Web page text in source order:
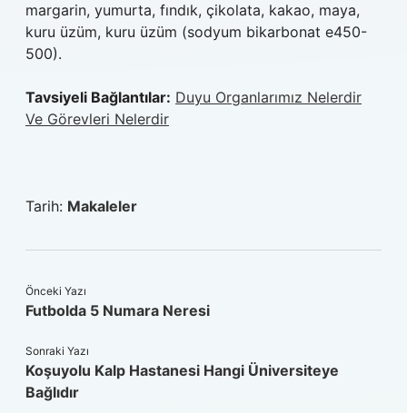
margarin, yumurta, fındık, çikolata, kakao, maya,
kuru üzüm, kuru üzüm (sodyum bikarbonat e450-
500).
Tavsiyeli Bağlantılar: Duyu Organlarımız Nelerdir
Ve Görevleri Nelerdir
Tarih: Makaleler
Önceki Yazı
Futbolda 5 Numara Neresi
Sonraki Yazı
Koşuyolu Kalp Hastanesi Hangi Üniversiteye
Bağlıdır